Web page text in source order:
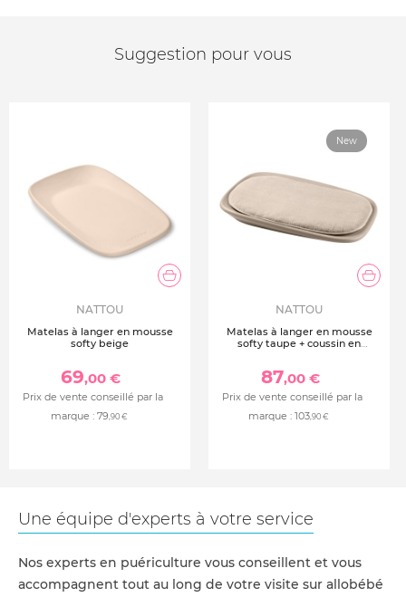
Suggestion pour vous
NATTOU
Matelas à langer en mousse
softy beige
69,00 €
Prix de vente conseillé par la
marque : 79,90 €
New
NATTOU
Matelas à langer en mousse
softy taupe + coussin en
87,00 €
Prix de vente conseillé par la
marque : 103,90 €
Une équipe d'experts à votre service
Nos experts en puériculture vous conseillent et vous
accompagnent tout au long de votre visite sur allobébé